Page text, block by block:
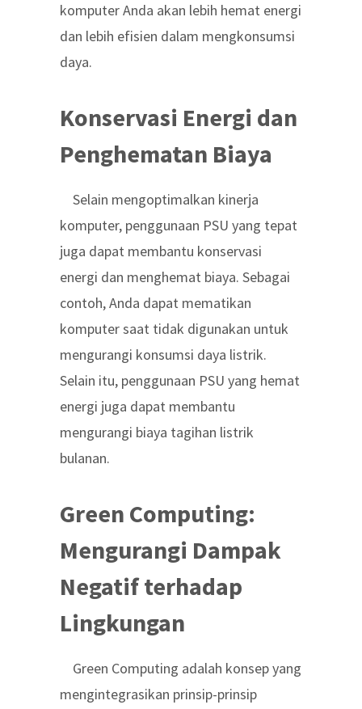
komputer Anda akan lebih hemat energi
dan lebih efisien dalam mengkonsumsi
daya.
Konservasi Energi dan
Penghematan Biaya
Selain mengoptimalkan kinerja
komputer, penggunaan PSU yang tepat
juga dapat membantu konservasi
energi dan menghemat biaya. Sebagai
contoh, Anda dapat mematikan
komputer saat tidak digunakan untuk
mengurangi konsumsi daya listrik.
Selain itu, penggunaan PSU yang hemat
energi juga dapat membantu
mengurangi biaya tagihan listrik
bulanan.
Green Computing:
Mengurangi Dampak
Negatif terhadap
Lingkungan
Green Computing adalah konsep yang
mengintegrasikan prinsip-prinsip